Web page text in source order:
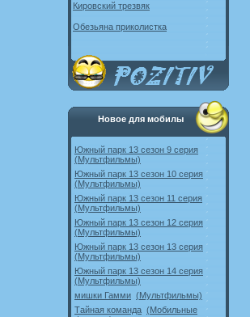
Кировский трезвяк
Обезьяна приколистка
Новое для мобилы
Южный парк 13 сезон 9 серия
(Мультфильмы)
Южный парк 13 сезон 10 серия
(Мультфильмы)
Южный парк 13 сезон 11 серия
(Мультфильмы)
Южный парк 13 сезон 12 серия
(Мультфильмы)
Южный парк 13 сезон 13 серия
(Мультфильмы)
Южный парк 13 сезон 14 серия
(Мультфильмы)
мишки Гамми (Мультфильмы)
Тайная команда (Мобильные